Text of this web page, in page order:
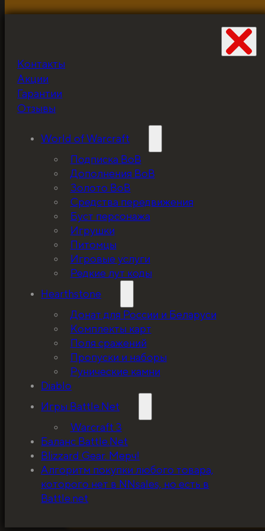
Контакты
Акции
Гарантии
Отзывы
World of Warcraft
Подписка ВоВ
Дополнения ВоВ
Золото ВоВ
Средства передвижения
Буст персонажа
Игрушки
Питомцы
Игровые услуги
Редкие лут коды
Hearthstone
Донат для России и Беларуси
Комплекты карт
Поля сражений
Пропуски и наборы
Рунические камни
Diablo
Игры Battle.Net
Warcraft 3
Баланс Battle.Net
Blizzard Gear. Мерч!
Алгоритм покупки любого товара,
которого нет в NNsales, но есть в
Battle.net
5%, на весь ассортимент. Я хочу, чтобы
покупатель мог оценивать меня по
за ценники!